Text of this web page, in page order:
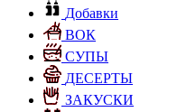
Добавки
ВОК
СУПЫ
ДЕСЕРТЫ
ЗАКУСКИ